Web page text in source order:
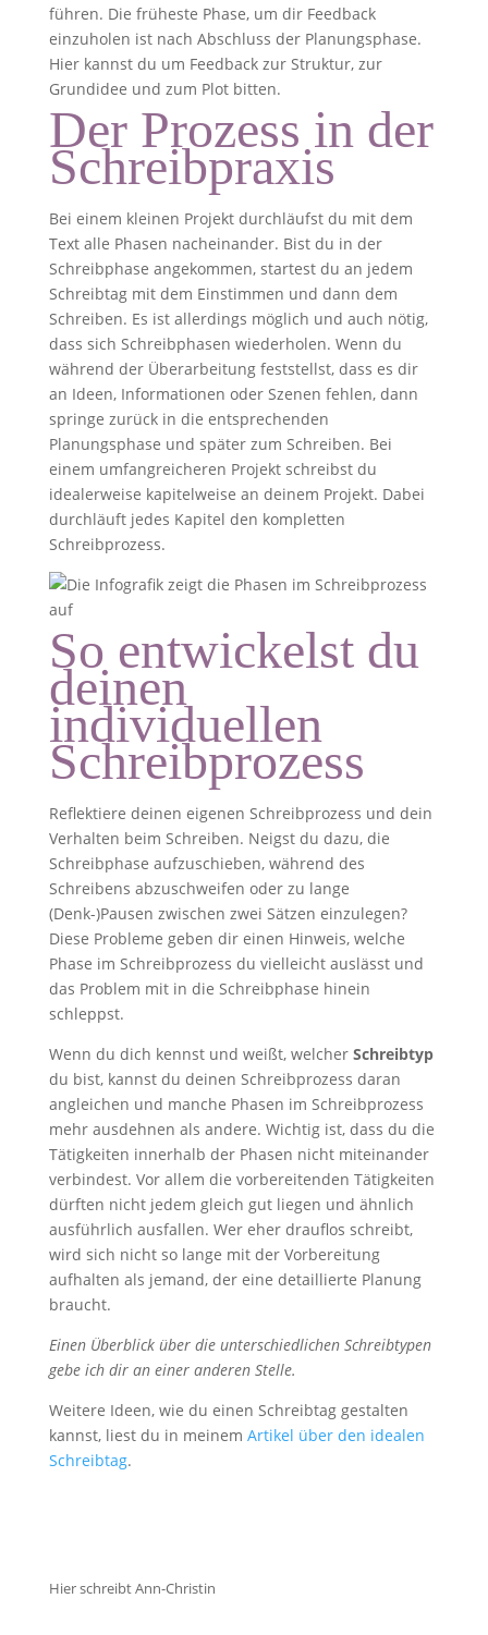
führen. Die früheste Phase, um dir Feedback
einzuholen ist nach Abschluss der Planungsphase.
Hier kannst du um Feedback zur Struktur, zur
Grundidee und zum Plot bitten.
Der Prozess in der
Schreibpraxis
Bei einem kleinen Projekt durchläufst du mit dem
Text alle Phasen nacheinander. Bist du in der
Schreibphase angekommen, startest du an jedem
Schreibtag mit dem Einstimmen und dann dem
Schreiben. Es ist allerdings möglich und auch nötig,
dass sich Schreibphasen wiederholen. Wenn du
während der Überarbeitung feststellst, dass es dir
an Ideen, Informationen oder Szenen fehlen, dann
springe zurück in die entsprechenden
Planungsphase und später zum Schreiben. Bei
einem umfangreicheren Projekt schreibst du
idealerweise kapitelweise an deinem Projekt. Dabei
durchläuft jedes Kapitel den kompletten
Schreibprozess.
So entwickelst du
deinen
individuellen
Schreibprozess
Reflektiere deinen eigenen Schreibprozess und dein
Verhalten beim Schreiben. Neigst du dazu, die
Schreibphase aufzuschieben, während des
Schreibens abzuschweifen oder zu lange
(Denk-)Pausen zwischen zwei Sätzen einzulegen?
Diese Probleme geben dir einen Hinweis, welche
Phase im Schreibprozess du vielleicht auslässt und
das Problem mit in die Schreibphase hinein
schleppst.
Wenn du dich kennst und weißt, welcher Schreibtyp
du bist, kannst du deinen Schreibprozess daran
angleichen und manche Phasen im Schreibprozess
mehr ausdehnen als andere. Wichtig ist, dass du die
Tätigkeiten innerhalb der Phasen nicht miteinander
verbindest. Vor allem die vorbereitenden Tätigkeiten
dürften nicht jedem gleich gut liegen und ähnlich
ausführlich ausfallen. Wer eher drauflos schreibt,
wird sich nicht so lange mit der Vorbereitung
aufhalten als jemand, der eine detaillierte Planung
braucht.
Einen Überblick über die unterschiedlichen Schreibtypen
gebe ich dir an einer anderen Stelle.
Weitere Ideen, wie du einen Schreibtag gestalten
kannst, liest du in meinem Artikel über den idealen
Schreibtag.
Hier schreibt Ann-Christin